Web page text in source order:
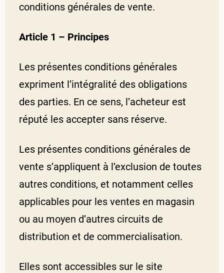
conditions générales de vente.
Article 1 – Principes
Les présentes conditions générales
expriment l’intégralité des obligations
des parties. En ce sens, l’acheteur est
réputé les accepter sans réserve.
Les présentes conditions générales de
vente s’appliquent à l’exclusion de toutes
autres conditions, et notamment celles
applicables pour les ventes en magasin
ou au moyen d’autres circuits de
distribution et de commercialisation.
Elles sont accessibles sur le site